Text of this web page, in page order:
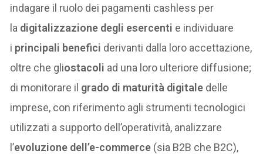
indagare il ruolo dei pagamenti cashless per
la digitalizzazione degli esercenti e individuare
i principali benefici derivanti dalla loro accettazione,
oltre che gliostacoli ad una loro ulteriore diffusione;
di monitorare il grado di maturità digitale delle
imprese, con riferimento agli strumenti tecnologici
utilizzati a supporto dell’operatività, analizzare
l’evoluzione dell’e-commerce (sia B2B che B2C),